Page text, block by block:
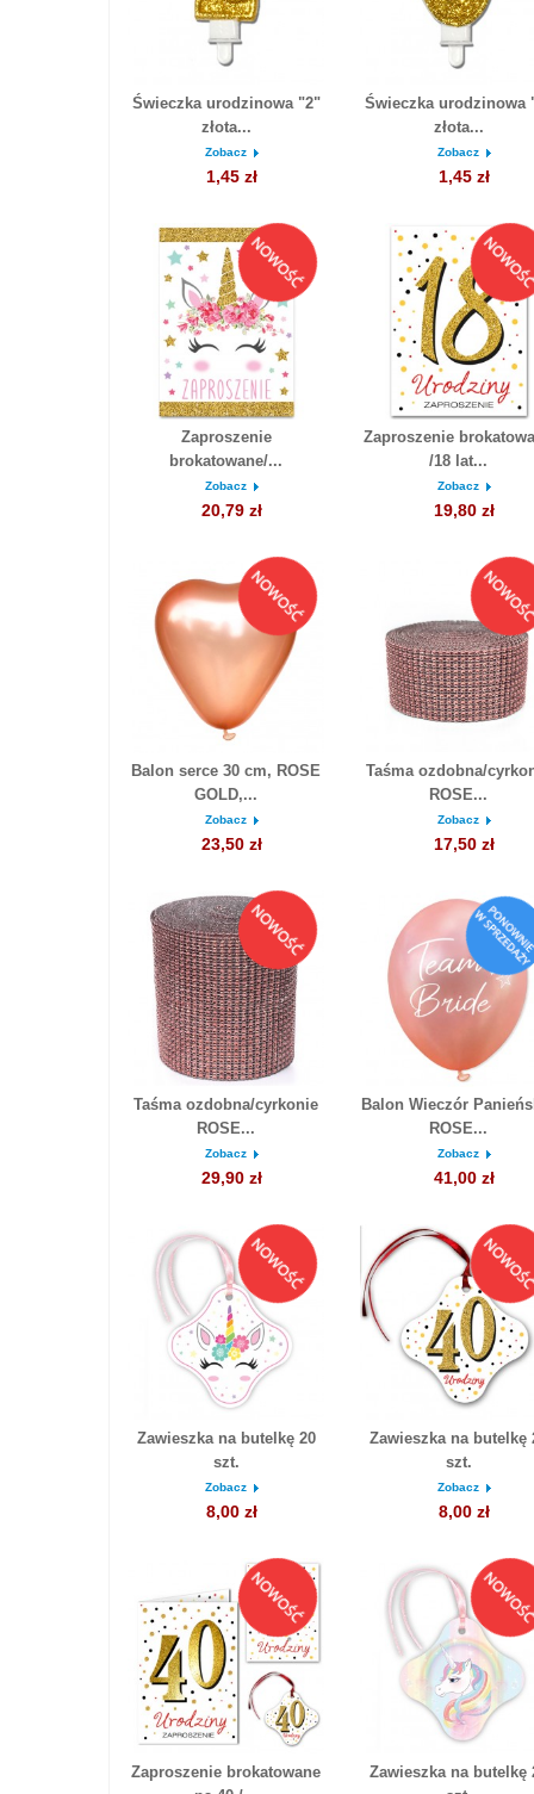
Świeczka urodzinowa "2"
złota...
Zobacz
1,45 zł
Świeczka urodzinowa
złota...
Zobacz
1,45 zł
Zaproszenie
brokatowane/...
Zobacz
20,79 zł
Zaproszenie
/18 lat...
Zobacz
19,80 zł
Balon serce 30 cm, ROSE
GOLD,...
Zobacz
23,50 zł
Taśma ozdobna/
ROSE...
Zobacz
17,50 zł
Taśma ozdobna/cyrkonie
ROSE...
Zobacz
29,90 zł
Balon Wieczór
ROSE...
Zobacz
41,00 zł
Zawieszka na butelkę 20
szt.
Zobacz
8,00 zł
Zawieszka na butelkę
szt.
Zobacz
8,00 zł
Zaproszenie brokatowane
Zawieszka na butelkę